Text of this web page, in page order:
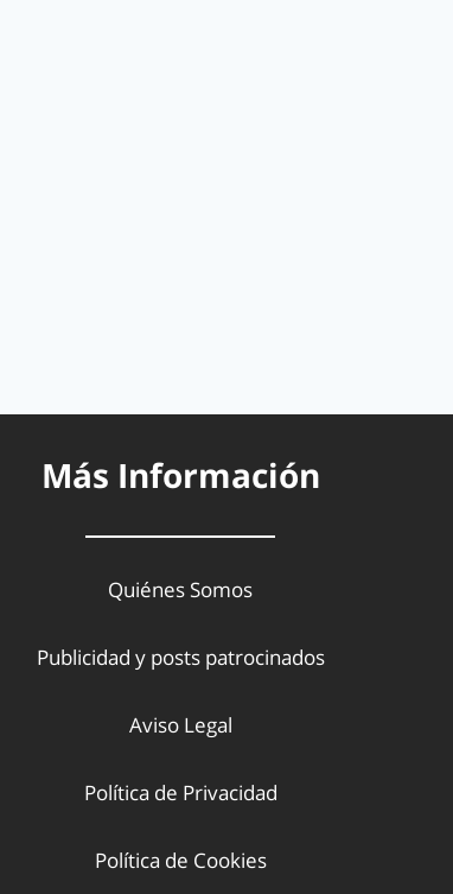
Más Información
Quiénes Somos
Publicidad y posts patrocinados
Aviso Legal
Política de Privacidad
Política de Cookies